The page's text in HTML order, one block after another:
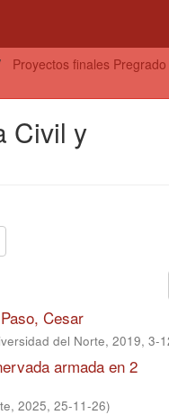
Proyectos finales
Civil y
Cesar
del Norte, 2019, 3-
armada en 2
2025, 25-11-26)